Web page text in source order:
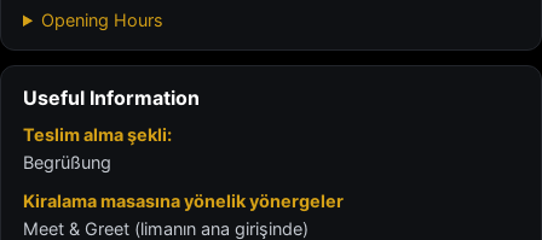
Opening Hours
Useful Information
Teslim alma şekli:
Begrüßung
Kiralama masasına yönelik yönergeler
Meet & Greet (limanın ana girişinde)